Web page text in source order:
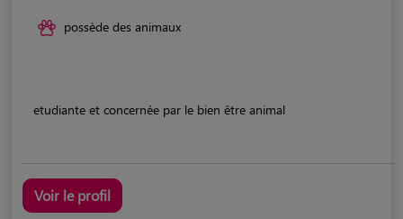
possède des animaux
etudiante et concernée par le bien être animal
Voir le profil